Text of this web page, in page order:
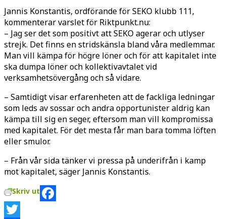
Jannis Konstantis, ordförande för SEKO klubb 111,
kommenterar varslet för Riktpunkt.nu:
– Jag ser det som positivt att SEKO agerar och utlyser
strejk. Det finns en stridskänsla bland våra medlemmar.
Man vill kämpa för högre löner och för att kapitalet inte
ska dumpa löner och kollektivavtalet vid
verksamhetsövergång och så vidare.
– Samtidigt visar erfarenheten att de fackliga ledningar
som leds av sossar och andra opportunister aldrig kan
kämpa till sig en seger, eftersom man vill kompromissa
med kapitalet. För det mesta får man bara tomma löften
eller smulor.
– Från vår sida tänker vi pressa på underifrån i kamp
mot kapitalet, säger Jannis Konstantis.
Skriv ut
Facebook